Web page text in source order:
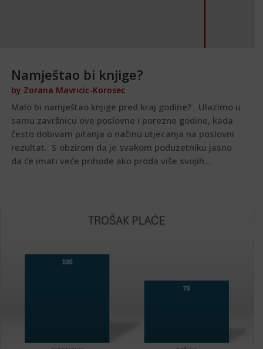
Namještao bi knjige?
by Zorana Mavricic-Korosec
Malo bi namještao knjige pred kraj godine? Ulazimo u
samu završnicu ove poslovne i porezne godine, kada
često dobivam pitanja o načinu utjecanja na poslovni
rezultat. S obzirom da je svakom poduzetniku jasno
da će imati veće prihode ako proda više svojih...